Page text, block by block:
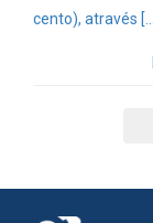
cento), através […]